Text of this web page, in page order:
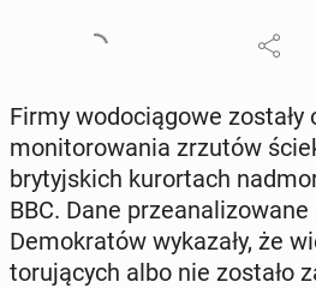
Firmy wo­do­cią­go­we zostały
mo­ni­to­ro­wa­nia zrzutów
bry­tyj­skich ku­ror­tach
BBC. Dane
De­mo­kra­tów wy­ka­za­ły, że
to­ru­ją­cych albo nie zostało